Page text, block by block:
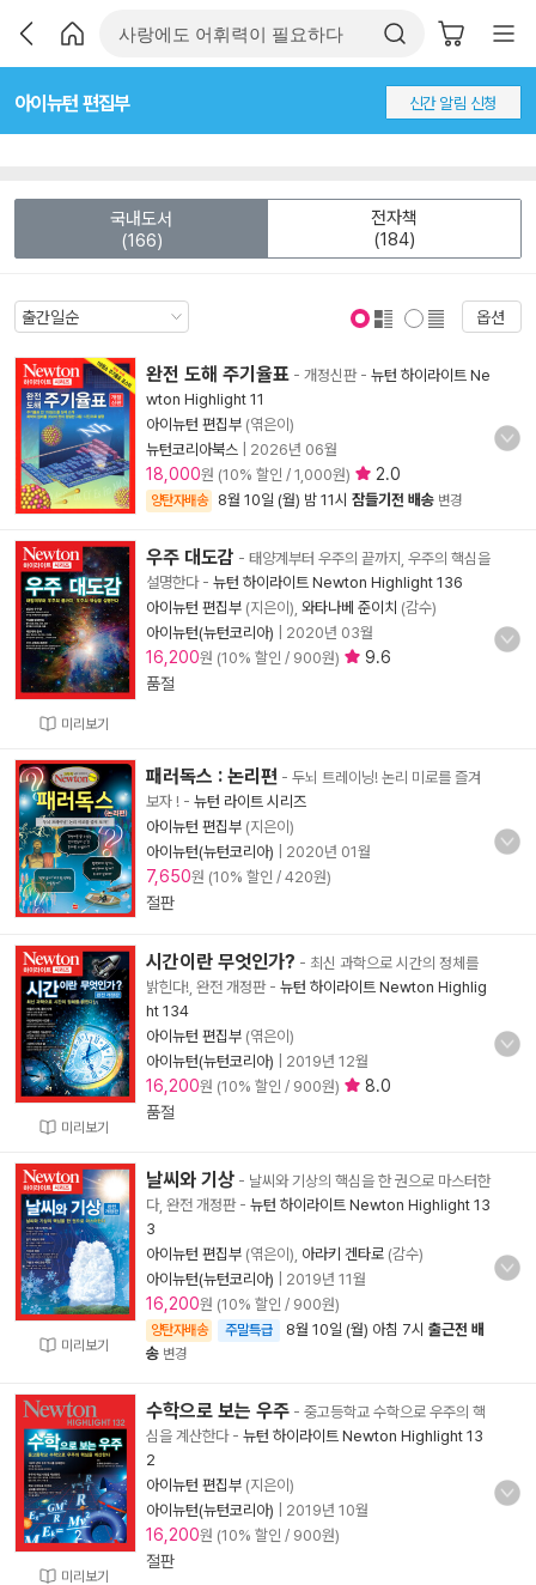
아이뉴턴 편집부 신간 알림 신청
국내도서
(166)
전자책
(184)
옵션
완전 도해 주기율표 - 개정신판- 뉴턴 하이라이트 Ne
wton Highlight 11
아이뉴턴 편집부 (엮은이)
뉴턴코리아북스
2026년 06월
18,000원 (10% 할인 / 1,000원) 2.0
양탄자배송 8월 10일 (월) 밤 11시 잠들기전 배송 변경
미리보기
우주 대도감 - 태양계부터 우주의 끝까지, 우주의 핵심을
설명한다- 뉴턴 하이라이트 Newton Highlight 136
아이뉴턴 편집부 (지은이), 와타나베 준이치 (감수)
아이뉴턴(뉴턴코리아)
2020년 03월
16,200원 (10% 할인 / 900원)
9.6
품절
패러독스 : 논리편 - 두뇌 트레이닝! 논리 미로를 즐겨
보자 ! - 뉴턴 라이트 시리즈
아이뉴턴 편집부 (지은이)
아이뉴턴(뉴턴코리아)
2020년 01월
7,650원 (10% 할인 / 420원)
절판
미리보기
시간이란 무엇인가? - 최신 과학으로 시간의 정체를
밝힌다!, 완전 개정판- 뉴턴 하이라이트 Newton Highlig
ht 134
아이뉴턴 편집부 (엮은이)
아이뉴턴(뉴턴코리아)
2019년 12월
16,200원 (10% 할인 / 900원)
8.0
품절
미리보기
날씨와 기상 - 날씨와 기상의 핵심을 한 권으로 마스터한
다, 완전 개정판- 뉴턴 하이라이트 Newton Highlight 13
3
아이뉴턴 편집부 (엮은이), 아라키 겐타로 (감수)
아이뉴턴(뉴턴코리아)
2019년 11월
16,200원 (10% 할인 / 900원)
양탄자배송 주말특급 8월 10일 (월) 아침 7시 출근전 배
송 변경
미리보기
수학으로 보는 우주 - 중고등학교 수학으로 우주의 핵
심을 계산한다- 뉴턴 하이라이트 Newton Highlight 13
2
아이뉴턴 편집부 (지은이)
아이뉴턴(뉴턴코리아)
2019년 10월
16,200원 (10% 할인 / 900원)
절판